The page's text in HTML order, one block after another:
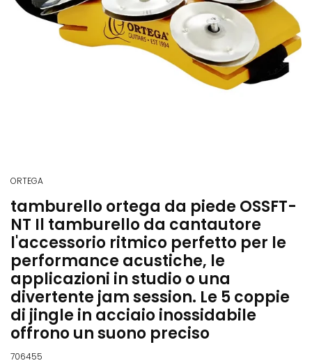
ORTEGA
tamburello ortega da piede OSSFT-
NT Il tamburello da cantautore 
l'accessorio ritmico perfetto per le
performance acustiche, le
applicazioni in studio o una
divertente jam session. Le 5 coppie
di jingle in acciaio inossidabile
offrono un suono preciso
706455